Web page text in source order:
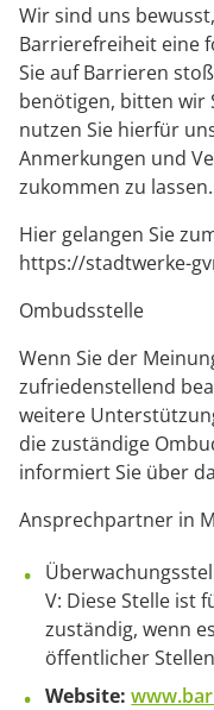
Wir sind uns
Barrierefreiheit eine
Sie auf Barrieren
benötigen, bitten wir
nutzen Sie hierfür
Anmerkungen und
zukommen zu lassen.
Hier gelangen Sie
https://stadtwerke-
Ombudsstelle
Wenn Sie der
zufriedenstellend
weitere
die zuständige
informiert Sie über
Ansprechpartner in
V: Diese Stelle ist
zuständig, wenn
öffentlicher
Website: